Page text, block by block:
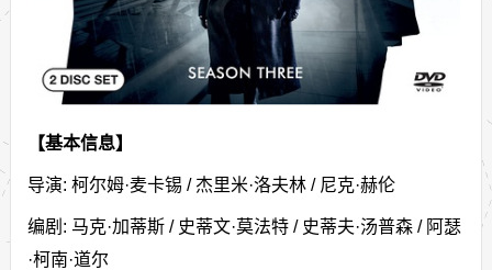
【基本信息】
导演: 柯尔姆·麦卡锡 / 杰里米·洛夫林 / 尼克·赫伦
编剧: 马克·加蒂斯 / 史蒂文·莫法特 / 史蒂夫·汤普森 / 阿瑟
·柯南·道尔